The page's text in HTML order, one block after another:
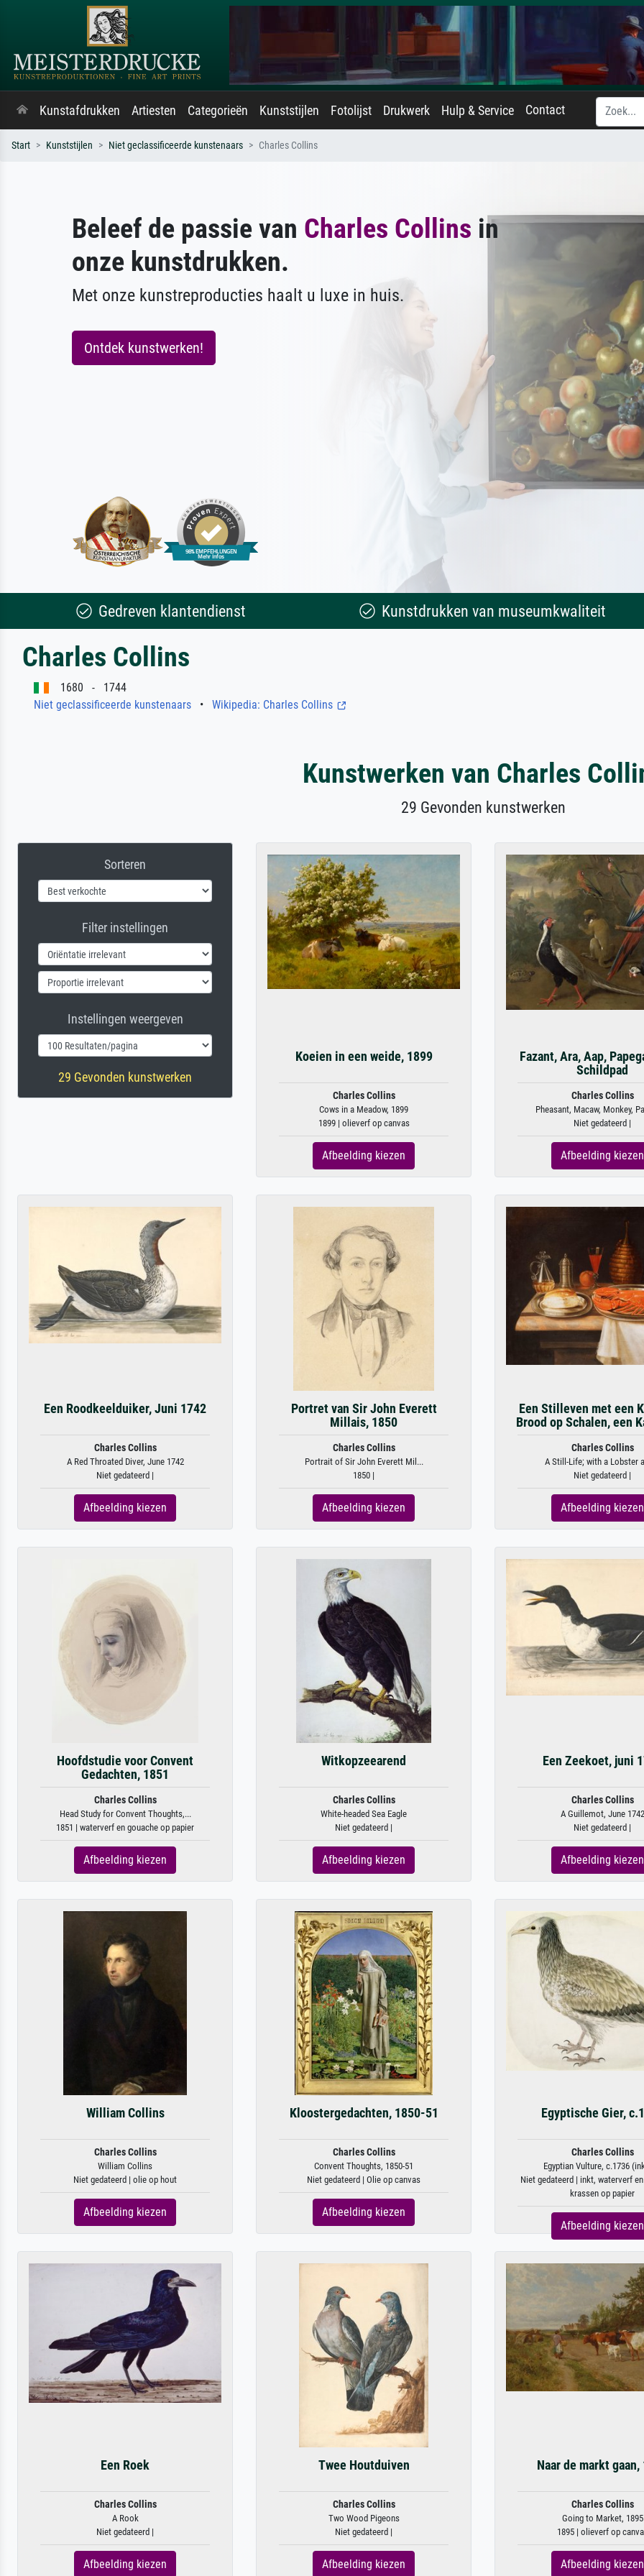
Kunstafdrukken Artiesten Categorieën Kunststijlen Fotolijst Drukwerk Hulp & Service Contact
Start Kunststijlen Niet geclassificeerde kunstenaars Charles Collins
Beleef de passie van Charles Collins in
onze kunstdrukken.
Met onze kunstreproducties haalt u luxe in huis.
Ontdek kunstwerken!
Gedreven klantendienst Kunstdrukken van museumkwaliteit
Charles Collins
1680 - 1744
Niet geclassificeerde kunstenaars • Wikipedia: Charles Collins
Kunstwerken van Charles
29 Gevonden kunstwerken
Sorteren
Filter instellingen
Instellingen weergeven
29 Gevonden kunstwerken
Koeien in een weide, 1899
Charles Collins
Cows in a Meadow, 1899
1899 | olieverf op canvas
Afbeelding kiezen
Fazant, Ara, Aap,
Schildpad
Charles Collins
Pheasant, Macaw, Monkey,
Niet gedateerd |
Afbeelding kiezen
Een Roodkeelduiker, Juni 1742
Charles Collins
A Red Throated Diver, June 1742
Niet gedateerd |
Afbeelding kiezen
Portret van Sir John Everett
Millais, 1850
Charles Collins
Portrait of Sir John Everett Mil...
1850 |
Afbeelding kiezen
Een Stilleven met een
Brood op Schalen, een
Charles Collins
A Still-Life; with a Lobster
Niet gedateerd |
Afbeelding kiezen
Hoofdstudie voor Convent
Gedachten, 1851
Charles Collins
Head Study for Convent Thoughts,...
1851 | waterverf en gouache op papier
Afbeelding kiezen
Witkopzeearend
Charles Collins
White-headed Sea Eagle
Niet gedateerd |
Afbeelding kiezen
Een Zeekoet, juni
Charles Collins
A Guillemot, June 1742
Niet gedateerd |
Afbeelding kiezen
William Collins
Charles Collins
William Collins
Niet gedateerd | olie op hout
Afbeelding kiezen
Kloostergedachten, 1850-51
Charles Collins
Convent Thoughts, 1850-51
Niet gedateerd | Olie op canvas
Afbeelding kiezen
Egyptische Gier,
Charles Collins
Egyptian Vulture, c.1736
Niet gedateerd | inkt, waterverf
krassen op papier
Afbeelding kiezen
Een Roek
Charles Collins
A Rook
Niet gedateerd |
Afbeelding kiezen
Twee Houtduiven
Charles Collins
Two Wood Pigeons
Niet gedateerd |
Afbeelding kiezen
Naar de markt gaan,
Charles Collins
Going to Market, 1895
1895 | olieverf op
Afbeelding kiezen